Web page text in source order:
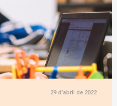
29 d’abril de 2022